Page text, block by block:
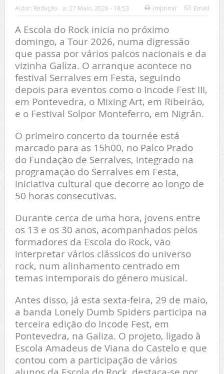
Autor: Redação a: 27 Maio, 2026 - 18:53 Imprimir Email
A Escola do Rock inicia no próximo
domingo, a Tour 2026, numa digressão
que passa por vários palcos nacionais e da
vizinha Galiza. O arranque acontece no
festival Serralves em Festa, seguindo
depois para eventos como o Incode Fest III,
em Pontevedra, o Mixing Art, em Ribeirão,
e o Festival Solpor Monteferro, em Nigrán.
O primeiro concerto da tournée está
marcado para as 15h00, no Palco Prado
do Fundação de Serralves, integrado na
programação do Serralves em Festa,
iniciativa cultural que decorre ao longo de
50 horas consecutivas.
Durante cerca de uma hora, jovens entre
os 13 e os 30 anos, acompanhados pelos
formadores da Escola do Rock, vão
interpretar vários clássicos do universo
rock, num alinhamento centrado em
temas intemporais do género musical.
Antes disso, já esta sexta-feira, 29 de maio,
a banda Lonely Dumb Spiders participa na
terceira edição do Incode Fest, em
Pontevedra, na Galiza. O projeto, ligado à
Escola Amadeus de Viana do Castelo e que
contou com a participação de vários